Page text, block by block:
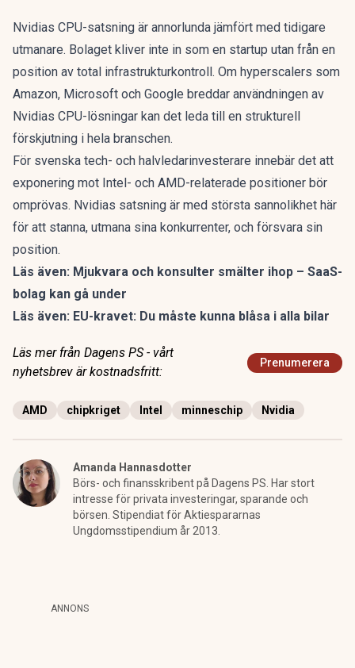
Nvidias CPU-satsning är annorlunda jämfört med tidigare
utmanare. Bolaget kliver inte in som en startup utan från en
position av total infrastrukturkontroll. Om hyperscalers som
Amazon, Microsoft och Google breddar användningen av
Nvidias CPU-lösningar kan det leda till en strukturell
förskjutning i hela branschen.
För svenska tech- och halvledarinvesterare innebär det att
exponering mot Intel- och AMD-relaterade positioner bör
omprövas. Nvidias satsning är med största sannolikhet här
för att stanna, utmana sina konkurrenter, och försvara sin
position.
Läs även: Mjukvara och konsulter smälter ihop – SaaS-
bolag kan gå under
Läs även: EU-kravet: Du måste kunna blåsa i alla bilar
Läs mer från Dagens PS - vårt
nyhetsbrev är kostnadsfritt:
Prenumerera
AMD chipkriget Intel minneschip Nvidia
Amanda Hannasdotter
Börs- och finansskribent på Dagens PS. Har stort
intresse för privata investeringar, sparande och
börsen. Stipendiat för Aktiespararnas
Ungdomsstipendium år 2013.
ANNONS